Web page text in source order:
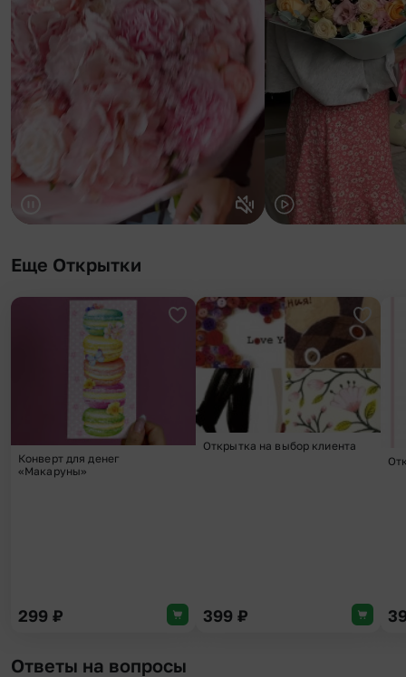
Еще Открытки
Добавить в избранное
Конверт для денег
«Макаруны»
299 ₽
Открытка на выбор клиента
399 ₽
Ответы на вопросы